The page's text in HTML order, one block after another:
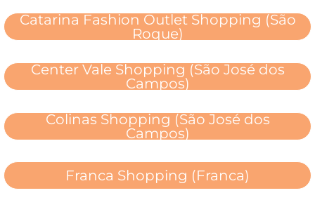
Catarina Fashion Outlet Shopping (São
Roque)
Center Vale Shopping (São José dos
Campos)
Colinas Shopping (São José dos
Campos)
Franca Shopping (Franca)